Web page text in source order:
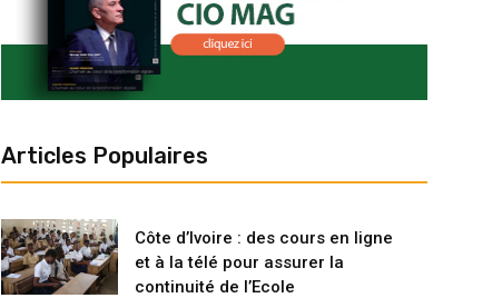
Articles Populaires
Côte d’Ivoire : des cours en ligne
et à la télé pour assurer la
continuité de l’Ecole